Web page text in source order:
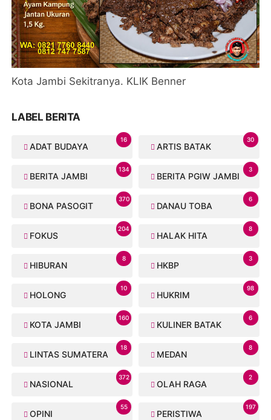
Kota Jambi Sekitranya. KLIK Benner
LABEL BERITA
ADAT BUDAYA
16
ARTIS BATAK
30
BERITA JAMBI
134
BERITA PGIW JAMBI
3
BONA PASOGIT
370
DANAU TOBA
6
FOKUS
204
HALAK HITA
8
HIBURAN
8
HKBP
3
HOLONG
10
HUKRIM
98
KOTA JAMBI
160
KULINER BATAK
6
LINTAS SUMATERA
18
MEDAN
8
NASIONAL
372
OLAH RAGA
2
OPINI
55
PERISTIWA
197